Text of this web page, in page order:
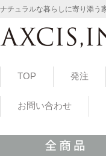
ナチュラルな暮らしに寄り添う
TOP 発注
お問い合わせ